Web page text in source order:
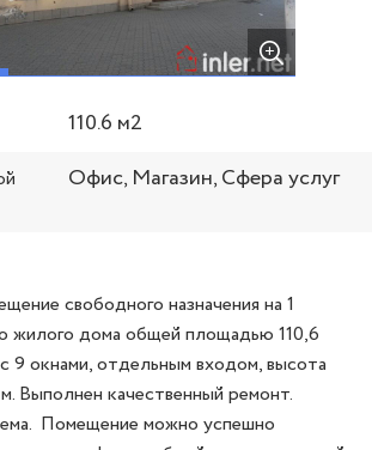
110.6 м2
Офис, Магазин, Сфера услуг
жилого дома общей площадью 110,6
9 окнами, отдельным входом, высота
Выполнен качественный ремонт.
Помещение можно успешно